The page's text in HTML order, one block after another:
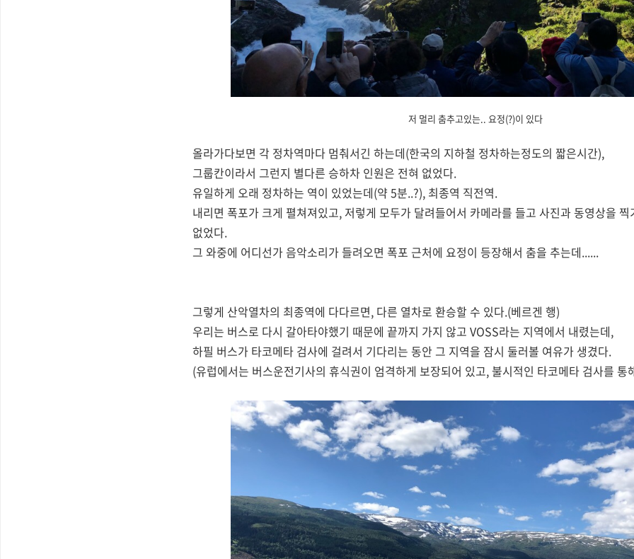
저 멀리 춤추고있는.. 요정(?)이 있다
올라가다보면 각 정차역마다 멈춰서긴 하는데(한국의 지하철 정차하는정도의 짧은시간),
그룹칸이라서 그런지 별다른 승하차 인원은 전혀 없었다.
유일하게 오래 정차하는 역이 있었는데(약 5분..?), 최종역 직전역.
내리면 폭포가 크게 펼쳐져있고, 저렇게 모두가 달려들어서 카메라를 들고 사진과 동영상을
없었다.
그 와중에 어디선가 음악소리가 들려오면 폭포 근처에 요정이 등장해서 춤을 추는데......
그렇게 산악열차의 최종역에 다다르면, 다른 열차로 환승할 수 있다.(베르겐 행)
우리는 버스로 다시 갈아타야했기 때문에 끝까지 가지 않고 VOSS라는 지역에서 내렸는데,
하필 버스가 타코메타 검사에 걸려서 기다리는 동안 그 지역을 잠시 둘러볼 여유가 생겼다.
(유럽에서는 버스운전기사의 휴식권이 엄격하게 보장되어 있고, 불시적인 타코메타 검사를 통